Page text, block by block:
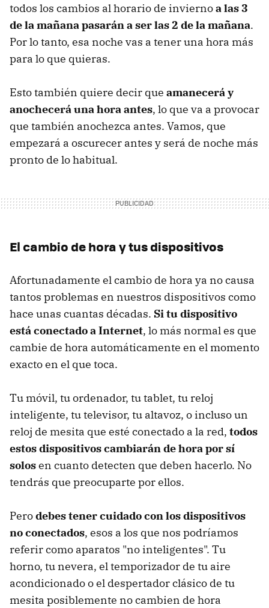
todos los cambios al horario de inviernoa las 3
de la mañana pasarán a ser las 2 de la mañana.
Por lo tanto, esa noche vas a tener una hora más
para lo que quieras.
Esto también quiere decir que amanecerá y
anochecerá una hora antes, lo que va a provocar
que también anochezca antes. Vamos, que
empezará a oscurecer antes y será de noche más
pronto de lo habitual.
El cambio de hora y tus dispositivos
Afortunadamente el cambio de hora ya no causa
tantos problemas en nuestros dispositivos como
hace unas cuantas décadas. Si tu dispositivo
está conectado a Internet, lo más normal es que
cambie de hora automáticamente en el momento
exacto en el que toca.
Tu móvil, tu ordenador, tu tablet, tu reloj
inteligente, tu televisor, tu altavoz, o incluso un
reloj de mesita que esté conectado a la red, todos
estos dispositivos cambiarán de hora por sí
solosen cuanto detecten que deben hacerlo. No
tendrás que preocuparte por ellos.
Perodebes tener cuidado con los dispositivos
no conectados, esos a los que nos podríamos
referir como aparatos "no inteligentes". Tu
horno, tu nevera, el temporizador de tu aire
acondicionado o el despertador clásico de tu
mesita posiblemente no cambien de hora